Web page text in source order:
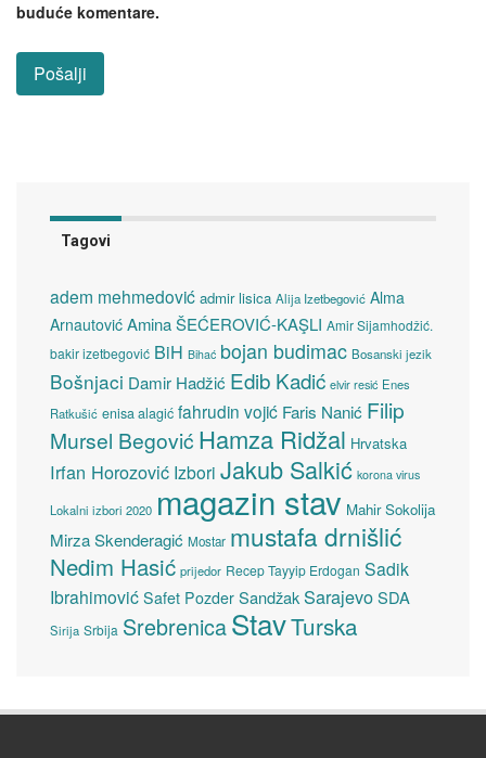
buduće komentare.
Tagovi
adem mehmedović admir lisica Alija Izetbegović Alma
Arnautović Amina ŠEĆEROVIĆ-KAŞLI Amir Sijamhodžić.
bakir izetbegović BiH Bihać bojan budimac Bosanski jezik
Bošnjaci Damir Hadžić Edib Kadić elvir resić Enes
Ratkušić enisa alagić fahrudin vojić Faris Nanić Filip
Mursel Begović Hamza Ridžal Hrvatska
Irfan Horozović Izbori Jakub Salkić korona virus
Lokalni izbori 2020 magazin stav Mahir Sokolija
Mirza Skenderagić Mostar mustafa drnišlić
Nedim Hasić prijedor Recep Tayyip Erdogan Sadik
Ibrahimović Safet Pozder SandžakSarajevoSDA
Sirija Srbija SrebrenicaStavTurska